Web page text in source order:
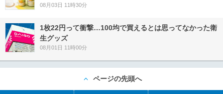
08月03日 11時30分
1枚22円って衝撃…100均で買えるとは思ってなかった衛
生グッズ
08月01日 11時00分
ページの先頭へ